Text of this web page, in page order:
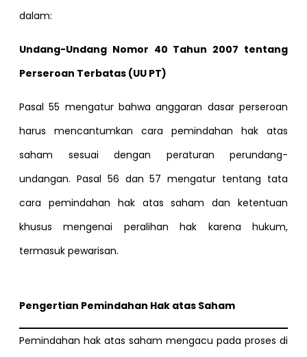
dalam:
Undang-Undang Nomor 40 Tahun 2007 tentang
Perseroan Terbatas (UU PT)
Pasal 55 mengatur bahwa anggaran dasar perseroan
harus mencantumkan cara pemindahan hak atas
saham sesuai dengan peraturan perundang-
undangan. Pasal 56 dan 57 mengatur tentang tata
cara pemindahan hak atas saham dan ketentuan
khusus mengenai peralihan hak karena hukum,
termasuk pewarisan.
Pengertian Pemindahan Hak atas Saham
Pemindahan hak atas saham mengacu pada proses di